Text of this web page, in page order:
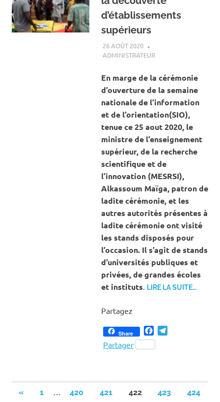
d’établissements
supérieurs
26 AOÛT 2020
ADMINISTRATEURACTUALITÉ
En marge de la cérémonie
d’ouverture de la semaine
nationale de l’information
et de l’orientation(SIO),
tenue ce 25 aout 2020, le
ministre de l’enseignement
supérieur, de la recherche
scientifique et de
l’innovation (MESRSI),
Alkassoum Maïga, patron de
ladite cérémonie, et les
autres autorités présentes à
ladite cérémonie ont visité
les stands disposés pour
l’occasion. Il s’agit de stands
d’universités publiques et
privées, de grandes écoles
et instituts
LIRE LA SUITE…
Partagez
Share Facebook
Partager
Pagination
«PREVIOUS
1 … 420 421 422 423 424